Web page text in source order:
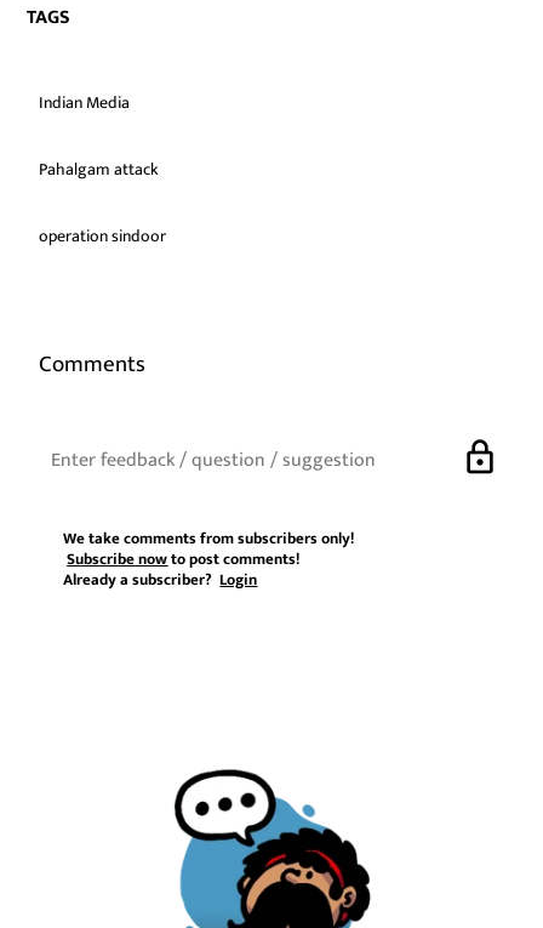
TAGS
Indian Media
Pahalgam attack
operation sindoor
Comments
lock
We take comments from subscribers only!
Subscribe nowto post comments!
Already a subscriber?Login